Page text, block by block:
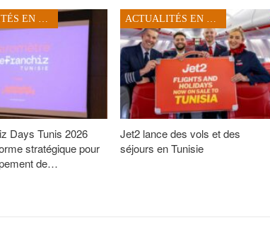
ACTUALITÉS EN TUNISIE
Days Tunis 2026
stratégique pour
de…
ACTUALITÉS EN TUNISIE
Jet2 lance des vols et des
séjours en Tunisie